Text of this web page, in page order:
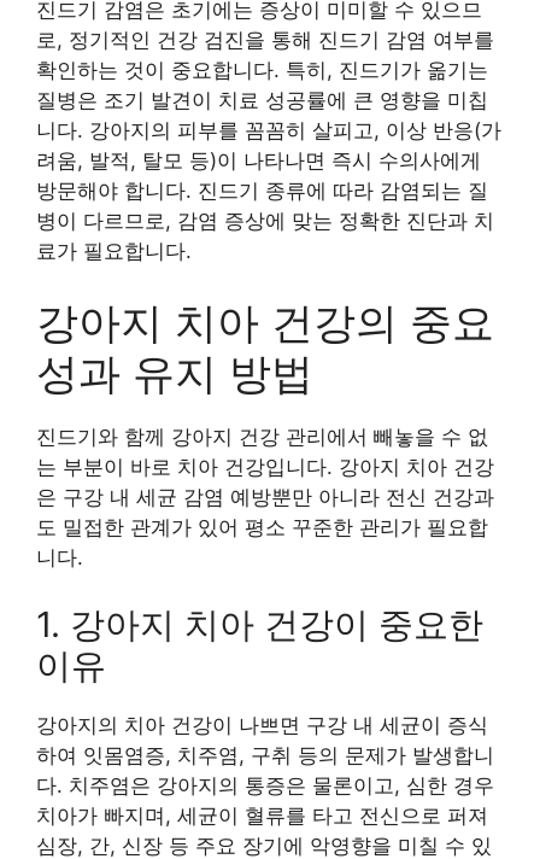
진드기 감염은 초기에는 증상이 미미할 수 있으므
로, 정기적인 건강 검진을 통해 진드기 감염 여부를
확인하는 것이 중요합니다. 특히, 진드기가 옮기는
질병은 조기 발견이 치료 성공률에 큰 영향을 미칩
니다. 강아지의 피부를 꼼꼼히 살피고, 이상 반응(가
려움, 발적, 탈모 등)이 나타나면 즉시 수의사에게
방문해야 합니다. 진드기 종류에 따라 감염되는 질
병이 다르므로, 감염 증상에 맞는 정확한 진단과 치
료가 필요합니다.
강아지 치아 건강의 중요
성과 유지 방법
진드기와 함께 강아지 건강 관리에서 빼놓을 수 없
는 부분이 바로 치아 건강입니다. 강아지 치아 건강
은 구강 내 세균 감염 예방뿐만 아니라 전신 건강과
도 밀접한 관계가 있어 평소 꾸준한 관리가 필요합
니다.
1. 강아지 치아 건강이 중요한
이유
강아지의 치아 건강이 나쁘면 구강 내 세균이 증식
하여 잇몸염증, 치주염, 구취 등의 문제가 발생합니
다. 치주염은 강아지의 통증은 물론이고, 심한 경우
치아가 빠지며, 세균이 혈류를 타고 전신으로 퍼져
심장, 간, 신장 등 주요 장기에 악영향을 미칠 수 있